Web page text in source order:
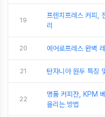
19
프렌치프레스 커피,
리
20 에어로프레스 완벽
21 탄자니아 원두 특징
22
명품 커피잔, KPM
올리는 방법